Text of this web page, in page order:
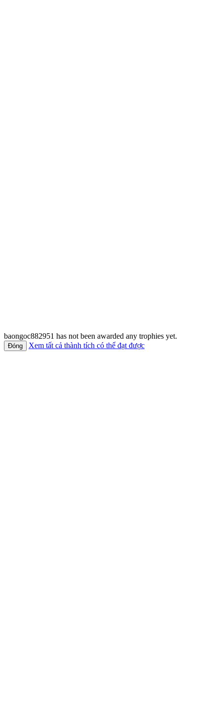
baongoc882951 has not been awarded any trophies yet.
Xem tất cả thành tích có thể đạt được